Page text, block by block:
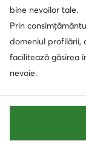
bine nevoilor tale.
Prin
domeniul profilării,
facilitează găsirea
nevoie.